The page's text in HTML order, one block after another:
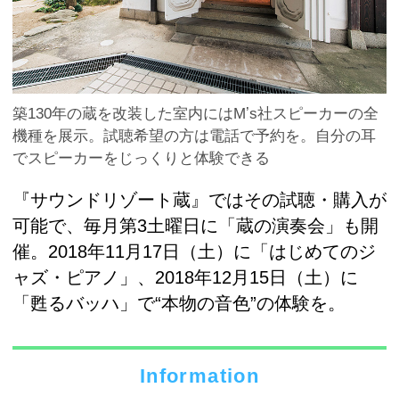
築130年の蔵を改装した室内にはMʼs社スピーカーの全
機種を展示。試聴希望の方は電話で予約を。自分の耳
でスピーカーをじっくりと体験できる
『サウンドリゾート蔵』ではその試聴・購入が
可能で、毎月第3土曜日に「蔵の演奏会」も開
催。2018年11月17日（土）に「はじめてのジ
ャズ・ピアノ」、2018年12月15日（土）に
「甦るバッハ」で“本物の音色”の体験を。
Information